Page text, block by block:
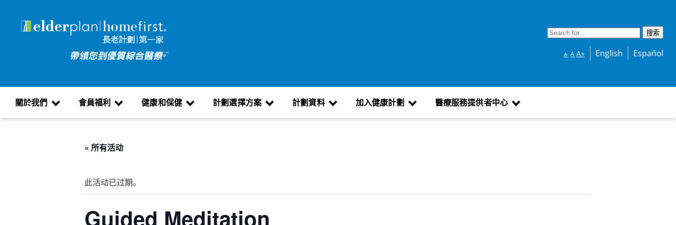
A- A A+ English Español
關於我們 會員福利 健康和保健 計劃選擇方案 計劃資料 加入健康計劃 醫療服務提供者中心
« 所有活动
此活动已过期。
Guided Meditation